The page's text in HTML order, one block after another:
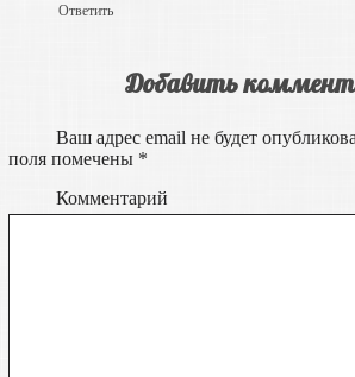
Ответить
Добавить
Ваш адрес email не будет
поля помечены *
Комментарий